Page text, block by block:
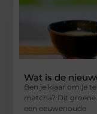
Wat is de
Ben je klaar om je
matcha? Dit
een eeuwenoude